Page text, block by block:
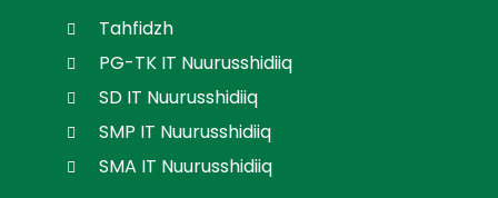
Tahfidzh
PG-TK IT Nuurusshidiiq
SD IT Nuurusshidiiq
SMP IT Nuurusshidiiq
SMA IT Nuurusshidiiq